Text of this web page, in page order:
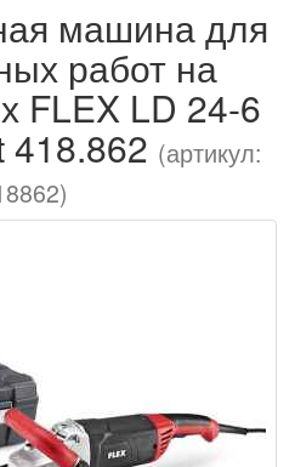
машина для
работ на
FLEX LD 24-6
418.862 (артикул: